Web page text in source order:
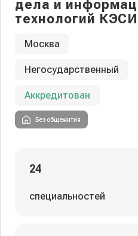
дела и
технологий КЭСИ
Москва
Негосударственный
Аккредитован
Без общежития
24
специальностей